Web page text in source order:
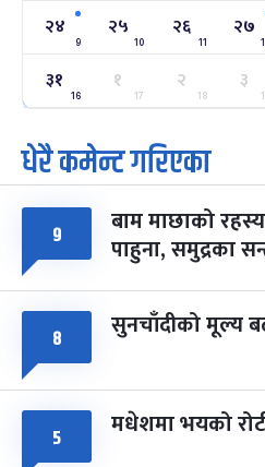
सोम फाल्गुन २४, २०८३- Mar 8, 2027
२५
मंगल
ग्याल्पो ल्होसार
फाल्गुन २५, २०८३ Mar 9, 2027
७
आइत
पूर्णिमा व्रत
चैत्र ७, २०८३-Mar 21, 2027
८ फागुपूर्णिमा
चैत्र ८, २०८३- Mar 22, 2027
२४
9
२५
10
२६
11
२७
३१
16
१
17
२
18
३
धेरै कमेन्ट गरिएका
९ बाम माछाको
पाहुना, समुद्रका
८ सुनचाँदीको मूल्य
५ मधेशमा भयको